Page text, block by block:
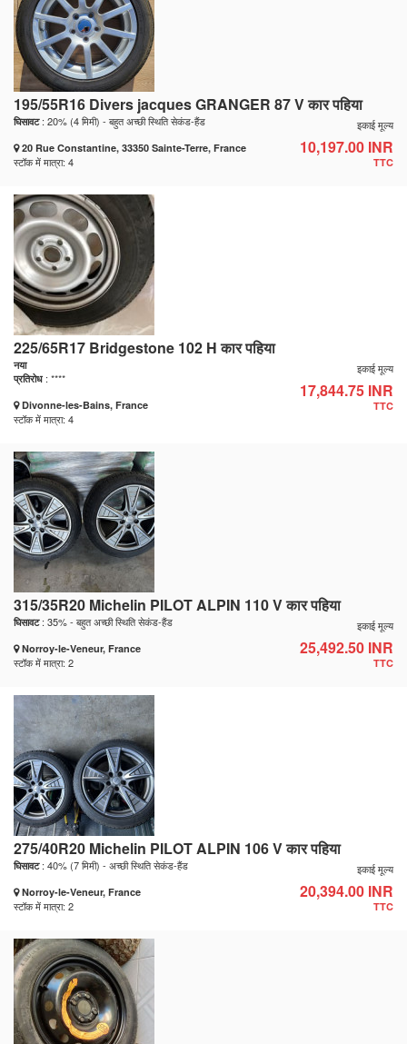
195/55R16 Divers jacques GRANGER 87 V कार पहिया
घिसावट: 20% (4 मिमी) - बहुत अच्छी स्थिति सेकंड-हैंड
20 Rue Constantine, 33350 Sainte-Terre, France
स्टॉक में मात्रा: 4
इकाई मूल्य
10,197.00 INR
TTC
225/65R17 Bridgestone 102 H कार पहिया
नया
प्रतिरोध : ****
Divonne-les-Bains, France
स्टॉक में मात्रा: 4
इकाई मूल्य
17,844.75 INR
TTC
315/35R20 Michelin PILOT ALPIN 110 V कार पहिया
घिसावट: 35% - बहुत अच्छी स्थिति सेकंड-हैंड
Norroy-le-Veneur, France
स्टॉक में मात्रा: 2
इकाई मूल्य
25,492.50 INR
TTC
275/40R20 Michelin PILOT ALPIN 106 V कार पहिया
घिसावट: 40% (7 मिमी) - अच्छी स्थिति सेकंड-हैंड
Norroy-le-Veneur, France
स्टॉक में मात्रा: 2
इकाई मूल्य
20,394.00 INR
TTC